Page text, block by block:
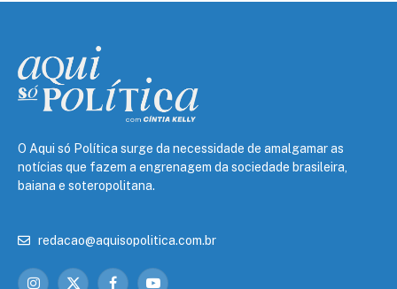
O Aqui só Política surge da necessidade de amalgamar as
notícias que fazem a engrenagem da sociedade brasileira,
baiana e soteropolitana.
redacao@aquisopolitica.com.br